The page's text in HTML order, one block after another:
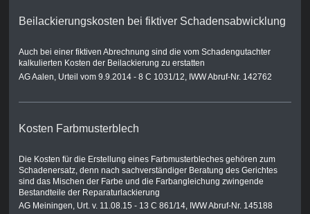
Beilackierungskosten bei fiktiver Schadensabwicklung
Auch bei einer fiktiven Abrechnung sind die vom Schadengutachter
kalkulierten Kosten der Beilackierung zu erstatten
AG Aalen, Urteil vom 9.9.2014 - 8 C 1031/12, IWW Abruf-Nr. 142762
Kosten Farbmusterblech
Die Kosten für die Erstellung eines Farbmusterbleches gehören zum
Schadenersatz, denn nach sachverständiger Beratung des Gerichtes
sind das Mischen der Farbe und die Farbangleichung zwingende
Bestandteile der Reparaturlackierung
AG Meiningen, Urt. v. 11.08.15 - 13 C 861/14, IWW Abruf-Nr. 145188